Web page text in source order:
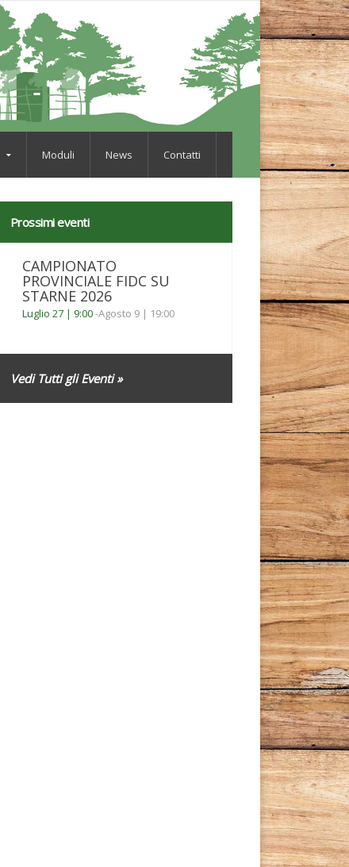
Moduli News Contatti
Prossimi eventi
CAMPIONATO
PROVINCIALE FIDC SU
STARNE 2026
Luglio 27 | 9:00-Agosto 9 | 19:00
Vedi Tutti gli Eventi »